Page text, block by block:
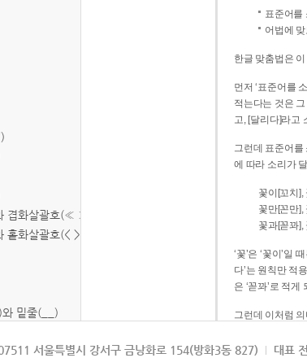
겹화살괄호(≪ ≫)
홑화살괄호(< >)
와 밑줄(__)
표준어를
어법에
한글 맞춤법은
먼저 ‘표준어를
적는다는 것은 그 표준어를 적
고, [달리다]라고
그런데 표준어를
에 따라 소리가
꽃이[꼬치],
꽃만[꼰만],
꽃과[꼳꽈],
‘꽃’은 ‘꽃이’일
다’는 원칙만 적용한다면, [꼬치]로
은 ‘꼳꽈’로 적
그런데 이처럼
되게 적는 것이
서울특별시 강서구 금낭화로 154(방화3동 827) 대표